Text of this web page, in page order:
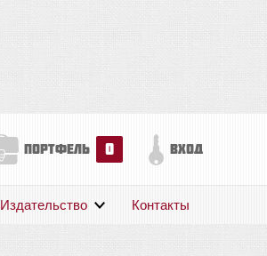
портфель 0 вход
Издательство Контакты